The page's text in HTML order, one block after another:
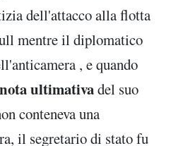
dell'attacco alla flotta
mentre il diplomatico
, e quando
nota ultimativadel suo
conteneva una
il segretario di stato fu